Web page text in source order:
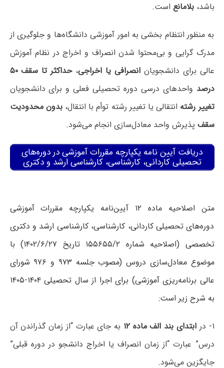
باشد،بلامانع است.
به منظور انتظام بخشی به امور آموزشی دانشگاه‌ها و جلوگیری از
مدرک گرایی و بی‌محتوا شدن انصراف و اخراج در نظام آموزش
عالی برای دانشجویان انصرافی یا اخراجی،
حداکثر تا سقف ۵۰
درصد واحدهای درسی دوره تحصیلی فعلی و برای دانشجویان
تغییر رشته انتقالی یا تغییر رشته توأم با انتقال، بدون محدودیت
سقف پذیرش واحد معادل‌سازی انجام می‌شود.
دریافت آیین نامه یکپارچه مقررات آموزشی در دوره‌های
تحصیلی کاردانی، کارشناسی، کارشناسی ارشد و دکتری
متن اصلاحیه ماده ۱۲ آیین‌نامه یکپارچه مقررات آموزشی
دوره‌های تحصیلی کاردانی، کارشناسی، کارشناسی ارشد و دکتری
تخصصی (اصلاحیه شماره ۱۵۵۶۵۵/۲ تاریخ ۱۴۰۲/۶/۲۷) با
موضوع معادل‌سازی دروس (مصوب جلسه ۹۷۳ و ۹۷۶ شورای
عالی برنامه‌ریزی آموزشی) برای اجرا از سال تحصیلی ۱۴۰۴-۱۴۰۵
به شرح زیر است:
۱- در ابتدای بند الف ماده ۱۲
به جای عبارت “از زمان گذراندن آن
درس” عبارت “از زمان انصراف یا اخراج دانشجو در دوره قبلی”
جایگزین می‌شود.